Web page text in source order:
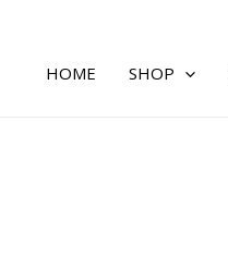
HOME SHOP